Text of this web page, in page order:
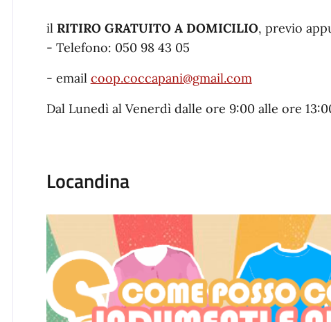
il RITIRO GRATUITO A DOMICILIO, previo
- Telefono: 050 98 43 05
- email coop.coccapani@gmail.com
Dal Lunedì al Venerdì dalle ore 9:00 alle ore
Locandina